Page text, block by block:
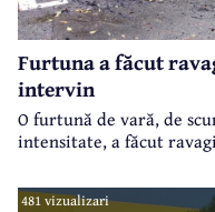
Furtuna a făcut
intervin
O furtună de vară, de
intensitate, a făcut
481 vizualizari